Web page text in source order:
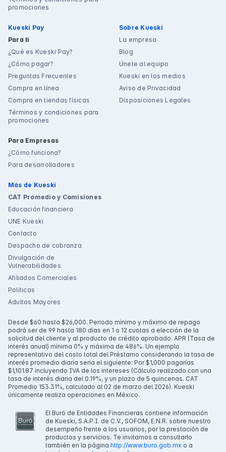
promociones
Kueski Pay
Para ti
¿Qué es Kueski Pay?
¿Cómo pagar?
Preguntas Frecuentes
Compra en línea
Compra en tiendas físicas
Términos y condiciones para
promociones
Para Empresas
¿Cómo funciona?
Para desarrolladores
Sobre Kueski
La empresa
Blog
Únete al equipo
Kueski en los medios
Aviso de Privacidad
Disposiciones Legales
Más de Kueski
CAT Promedio y Comisiones
Educación financiera
UNE Kueski
Contacto
Despacho de cobranza
Divulgación de
Vulnerabilidades
Afiliados Comerciales
Políticas
Adultos Mayores
Desde $60 hasta $26,000. Periodo mínimo y máximo de repago
podrá ser de 99 hasta 180 días en 1 o 12 cuotas a elección de la
solicitud del cliente y al producto de crédito aprobado. APR (Tasa de
interés anual) mínima 0% y máxima de 486%. Un ejemplo
representativo del costo total del Préstamo considerando la tasa de
interés promedio diaria sería el siguiente: Por $1,000 pagarías
$1,101.87 incluyendo IVA de los intereses (Cálculo realizado con una
tasa de interés diaria del 0.19%, y un plazo de 5 quincenas. CAT
Promedio 153.31%, calculado al 02 de marzo del 2026). Kueski
únicamente realiza operaciones en México.
El Buró de Entidades Financieras contiene información
de Kueski, S.A.P.I. de C.V., SOFOM, E.N.R. sobre nuestro
desempeño frente a los usuarios, por la prestación de
productos y servicios. Te invitamos a consultarlo
también en la página http://www.buro.gob.mx o a